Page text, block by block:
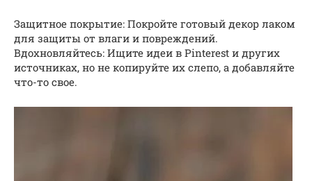
Защитное покрытие: Покройте готовый декор лаком
для защиты от влаги и повреждений.
Вдохновляйтесь: Ищите идеи в Pinterest и других
источниках, но не копируйте их слепо, а добавляйте
что-то свое.